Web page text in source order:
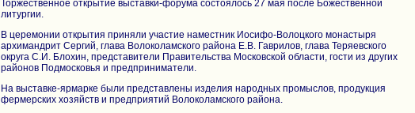
Торжественное открытие выставки-форума состоялось 27 мая после Божественной
литургии.
В церемонии открытия приняли участие наместник Иосифо-Волоцкого монастыря
архимандрит Сергий, глава Волоколамского района Е.В. Гаврилов, глава Теряевского
округа С.И. Блохин, представители Правительства Московской области, гости из других
районов Подмосковья и предприниматели.
На выставке-ярмарке были представлены изделия народных промыслов, продукция
фермерских хозяйств и предприятий Волоколамского района.